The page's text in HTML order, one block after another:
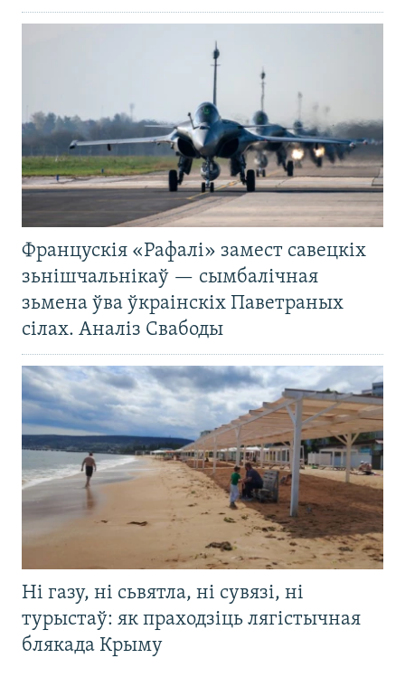
Францускія «Рафалі» замест савецкіх
зьнішчальнікаў — сымбалічная
зьмена ўва ўкраінскіх Паветраных
сілах. Аналіз Свабоды
Ні газу, ні сьвятла, ні сувязі, ні
турыстаў: як праходзіць лягістычная
блякада Крыму